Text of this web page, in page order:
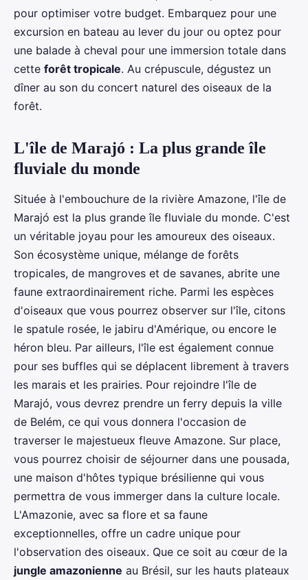
pour optimiser votre budget. Embarquez pour une
excursion en bateau au lever du jour ou optez pour
une balade à cheval pour une immersion totale dans
cette forêt tropicale. Au crépuscule, dégustez un
dîner au son du concert naturel des oiseaux de la
forêt.
L'île de Marajó : La plus grande île
fluviale du monde
Située à l'embouchure de la rivière Amazone, l'île de
Marajó est la plus grande île fluviale du monde. C'est
un véritable joyau pour les amoureux des oiseaux.
Son écosystème unique, mélange de forêts
tropicales, de mangroves et de savanes, abrite une
faune extraordinairement riche. Parmi les espèces
d'oiseaux que vous pourrez observer sur l'île, citons
le spatule rosée, le jabiru d'Amérique, ou encore le
héron bleu. Par ailleurs, l'île est également connue
pour ses buffles qui se déplacent librement à travers
les marais et les prairies. Pour rejoindre l'île de
Marajó, vous devrez prendre un ferry depuis la ville
de Belém, ce qui vous donnera l'occasion de
traverser le majestueux fleuve Amazone. Sur place,
vous pourrez choisir de séjourner dans une pousada,
une maison d'hôtes typique brésilienne qui vous
permettra de vous immerger dans la culture locale.
L'Amazonie, avec sa flore et sa faune
exceptionnelles, offre un cadre unique pour
l'observation des oiseaux. Que ce soit au cœur de la
jungle amazonienne au Brésil, sur les hauts plateaux